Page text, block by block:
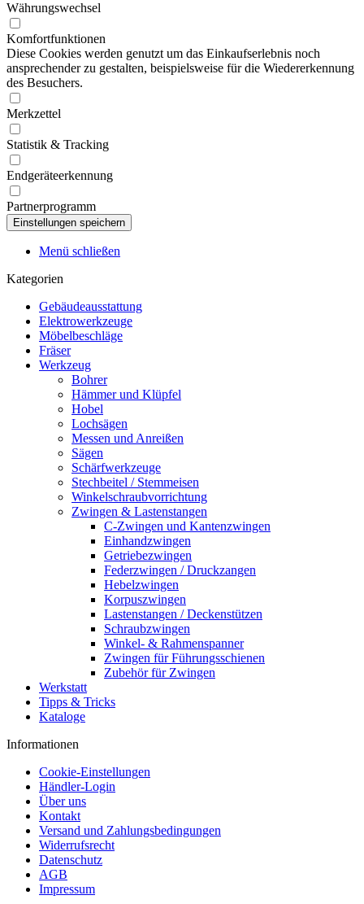
Währungswechsel
Komfortfunktionen
Diese Cookies werden genutzt um das Einkaufserlebnis noch
ansprechender zu gestalten, beispielsweise für die Wiedererkennung
des Besuchers.
Merkzettel
Statistik & Tracking
Endgeräteerkennung
Partnerprogramm
Menü schließen
Kategorien
Gebäudeausstattung
Elektrowerkzeuge
Möbelbeschläge
Fräser
Werkzeug
Bohrer
Hämmer und Klüpfel
Hobel
Lochsägen
Messen und Anreißen
Sägen
Schärfwerkzeuge
Stechbeitel / Stemmeisen
Winkelschraubvorrichtung
Zwingen & Lastenstangen
C-Zwingen und Kantenzwingen
Einhandzwingen
Getriebezwingen
Federzwingen / Druckzangen
Hebelzwingen
Korpuszwingen
Lastenstangen / Deckenstützen
Schraubzwingen
Winkel- & Rahmenspanner
Zwingen für Führungsschienen
Zubehör für Zwingen
Werkstatt
Tipps & Tricks
Kataloge
Informationen
Cookie-Einstellungen
Händler-Login
Über uns
Kontakt
Versand und Zahlungsbedingungen
Widerrufsrecht
Datenschutz
AGB
Impressum